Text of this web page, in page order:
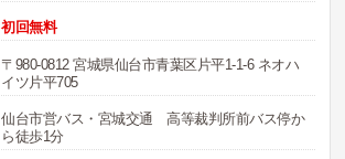
初回無料
〒980-0812 宮城県仙台市青葉区片平1-1-6 ネオハ
イツ片平705
仙台市営バス・宮城交通 高等裁判所前バス停か
ら徒歩1分